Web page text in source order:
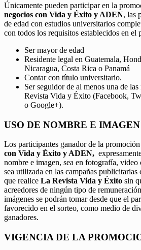
Únicamente pueden participar en la
negocios con Vida y Éxito y ADEN, las
de edad con estudios universitarios
con todos los requisitos establecidos en el
Ser mayor de edad
Residente legal en Guatemala,
Nicaragua, Costa Rica o Panamá
Contar con título universitario.
Ser seguidor de al menos una de las
Revista Vida y Éxito (Facebook,
o Google+).
USO DE NOMBRE E
Los participantes ganador de la promoción
con Vida y Éxito y ADEN,
nombre e imagen, sea en fotografía,
sea utilizada en las campañas
que realice La Revista Vida y Éxito sin
acreedores de ningún tipo de
imágenes se podrán tomar desde que el
favorecido en el sorteo, como medio de
ganadores.
VIGENCIA DE LA